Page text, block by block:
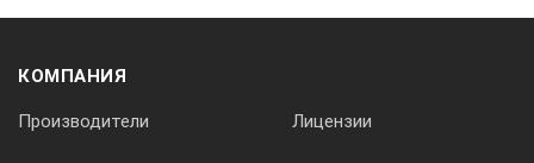
преобразователя ACIX1520
КОМПАНИЯ
Производители Лицензии